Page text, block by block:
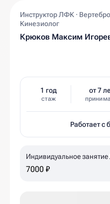
Инструктор ЛФК ·
Кинезиолог
Крюков Максим
1 год
стаж
от 7
Работает с
Индивидуальное
7000 ₽